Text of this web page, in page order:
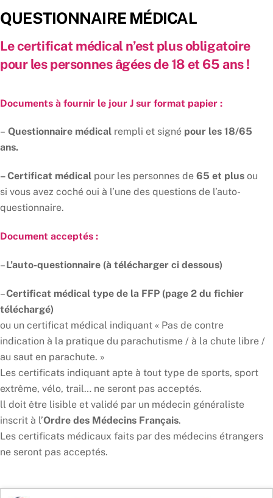
Skip
to
content
QUESTIONNAIRE MÉDICAL
Le certificat médical n’est plus obligatoire
pour les personnes âgées de 18 et 65 ans !
Documents à fournir le jour J sur format papier :
– Questionnaire médical rempli et signé pour les 18/65
ans.
– Certificat médical pour les personnes de 65 et plus ou
si vous avez coché oui à l’une des questions de l’auto-
questionnaire.
Document acceptés :
–L’auto-questionnaire (à télécharger ci dessous)
–Certificat médical type de la FFP (page 2 du fichier
téléchargé)
ou un certificat médical indiquant « Pas de contre
indication à la pratique du parachutisme / à la chute libre /
au saut en parachute. »
Les certificats indiquant apte à tout type de sports, sport
extrême, vélo, trail… ne seront pas acceptés.
ll doit être lisible et validé par un médecin généraliste
inscrit à l’Ordre des Médecins Français.
Les certificats médicaux faits par des médecins étrangers
ne seront pas acceptés.